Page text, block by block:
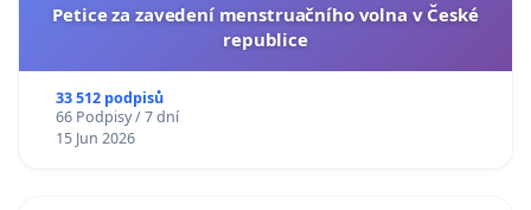
Petice za zavedení menstruačního volna v České
republice
33 512 podpisů
66 Podpisy / 7 dní
15 Jun 2026